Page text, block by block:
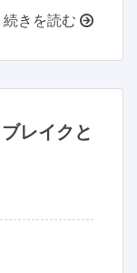
続きを読む
レイクと